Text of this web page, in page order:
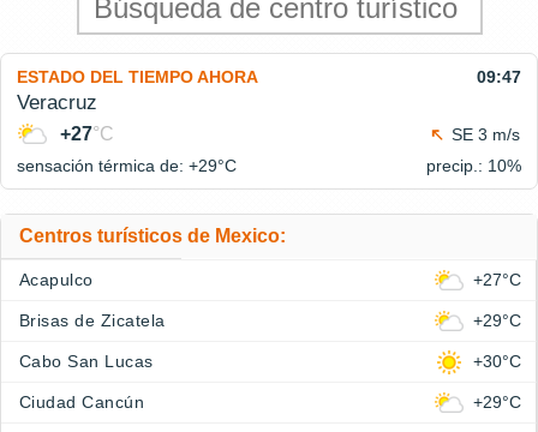
ESTADO DEL TIEMPO AHORA 09:47
Veracruz
+27°C
SE 3 m/s
sensación térmica de: +29°C precip.: 10%
Centros turísticos de Mexico:
Acapulco +27°C
Brisas de Zicatela +29°C
Cabo San Lucas +30°C
Ciudad Cancún +29°C